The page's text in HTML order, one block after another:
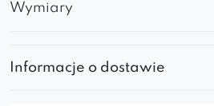
Wymiary
Informacje o dostawie